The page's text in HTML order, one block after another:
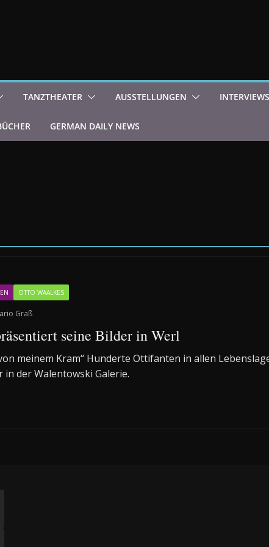
TANZTHEATER AUSSTELLUNGEN INTERVIEWS
GERMAN DAILY NEWS
OTTO WAALKES
Graß
seine Bilder in Werl
meinem Kram“ Hunderte Ottifanten in allen
in der Walentowski Galerie.